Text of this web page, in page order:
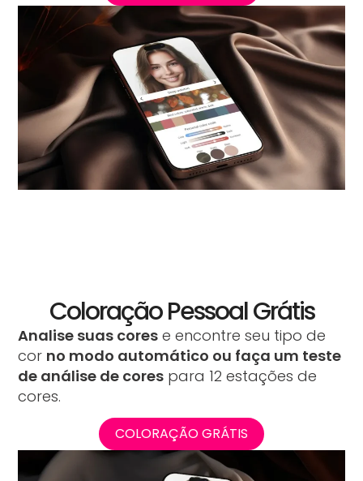
Coloração Pessoal Grátis
Analise suas cores e encontre seu tipo de
cor no modo automático ou faça um teste
de análise de cores para 12 estações de
cores.
COLORAÇÃO GRÁTIS